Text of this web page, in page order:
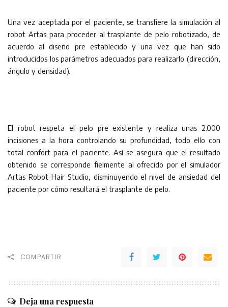
Una vez aceptada por el paciente, se transfiere la simulación al
robot Artas para proceder al trasplante de pelo robotizado, de
acuerdo al diseño pre establecido y una vez que han sido
introducidos los parámetros adecuados para realizarlo (dirección,
ángulo y densidad).
El robot respeta el pelo pre existente y realiza unas 2.000
incisiones a la hora controlando su profundidad, todo ello con
total confort para el paciente. Así se asegura que el resultado
obtenido se corresponde fielmente al ofrecido por el simulador
Artas Robot Hair Studio, disminuyendo el nivel de ansiedad del
paciente por cómo resultará el trasplante de pelo.
COMPARTIR
Deja una respuesta